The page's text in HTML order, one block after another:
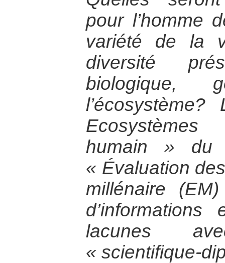
pour l’homme
variété de la
diversité
biologique,
humain » du
« Évaluation
millénaire
lacunes
« scientifique-